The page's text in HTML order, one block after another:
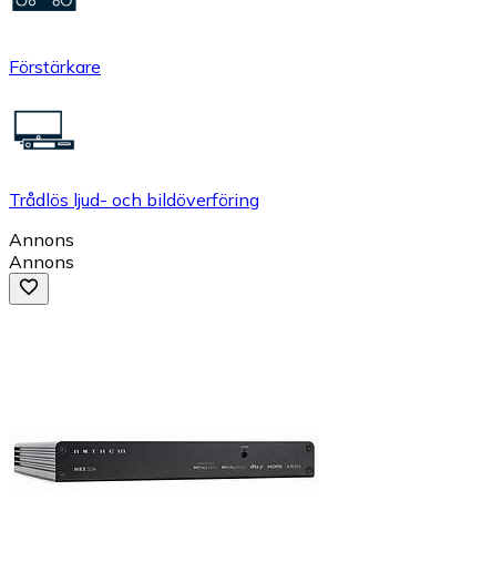
Förstärkare
Trådlös ljud- och bildöverföring
Annons
Annons